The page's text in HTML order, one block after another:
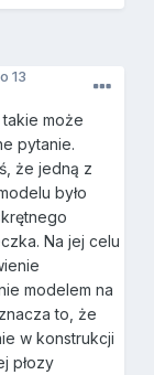
13
może
pytanie.
że jedną z
było
Na jej celu
modelem na
to, że
w konstrukcji
płozy